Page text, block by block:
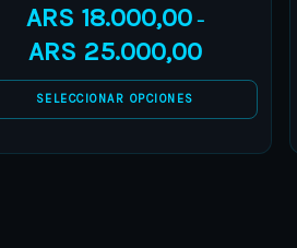
ARS 18.000,00 –
ARS 25.000,00
SELECCIONAR OPCIONES
The
options
may
be